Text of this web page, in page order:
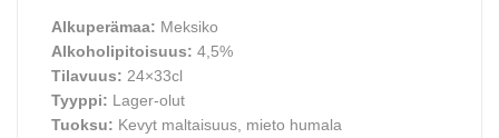
Alkuperämaa: Meksiko
Alkoholipitoisuus: 4,5%
Tilavuus: 24×33cl
Tyyppi: Lager-olut
Tuoksu: Kevyt maltaisuus, mieto humala